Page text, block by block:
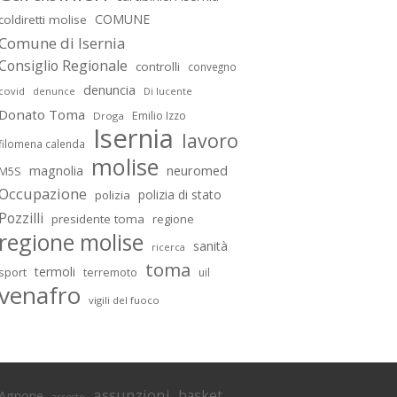
coldiretti molise COMUNE
di Isernia
Regionale controlli convegno
covid denunce denuncia Di lucente
Donato Toma Droga Emilio Izzo
calenda Isernia lavoro
M5S magnolia molise neuromed
polizia polizia di stato
Pozzilli presidente toma regione
regione molise ricerca sanità
sport termoli terremoto toma uil
vigili del fuoco